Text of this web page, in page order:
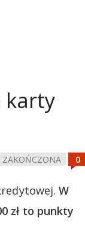
karty
ZAKOŃCZONA
W
zł to punkty